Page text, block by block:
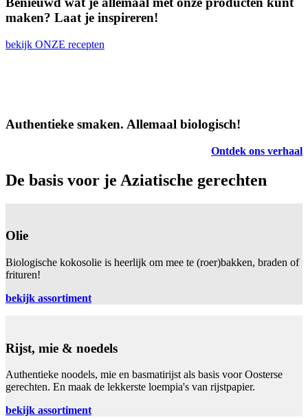
maken? Laat je inspireren!
bekijk ONZE recepten
Authentieke smaken. Allemaal biologisch!
Ontdek ons verhaal
De basis voor je Aziatische gerechten
Olie
Biologische kokosolie is heerlijk om mee te (roer)bakken, braden of
frituren!
bekijk assortiment
Rijst, mie & noedels
Authentieke noodels, mie en basmatirijst als basis voor Oosterse
gerechten. En maak de lekkerste loempia's van rijstpapier.
bekijk assortiment